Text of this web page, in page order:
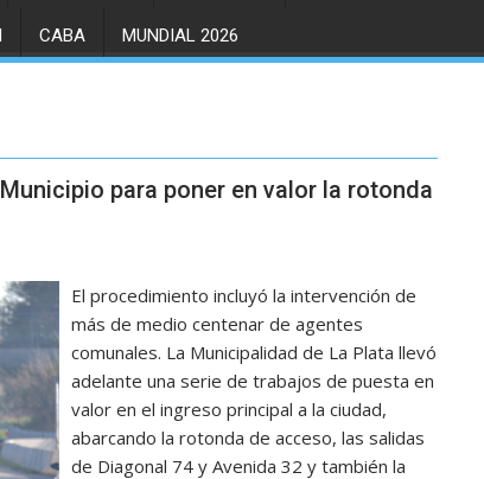
CABA MUNDIAL 2026
para poner en valor la rotonda
El procedimiento incluyó la intervención de
más de medio centenar de agentes
comunales. La Municipalidad de La Plata llevó
adelante una serie de trabajos de puesta en
valor en el ingreso principal a la ciudad,
abarcando la rotonda de acceso, las salidas
de Diagonal 74 y Avenida 32 y también la